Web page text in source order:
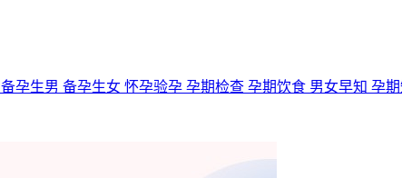
备孕生男 备孕生女 怀孕验孕 孕期检查 孕期饮食 男女早知 孕